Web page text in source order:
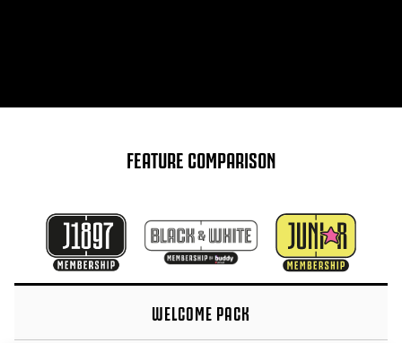
FEATURE COMPARISON
WELCOME PACK